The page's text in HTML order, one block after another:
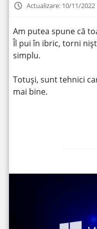
Actualizare: 10/11/2022
Am putea spune că
Îl pui în ibric, torni
simplu.
Totuși, sunt tehnici
mai bine.